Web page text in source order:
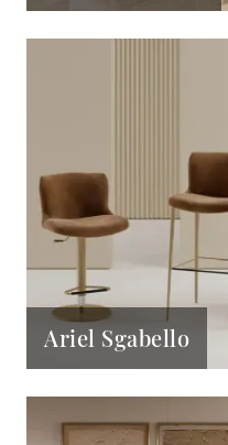
Ariel Sgabello